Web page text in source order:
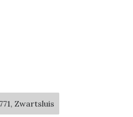
Zwartsluis